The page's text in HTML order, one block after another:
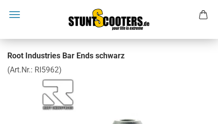
Root Industries Bar Ends schwarz
(Art.Nr.: RI5962)